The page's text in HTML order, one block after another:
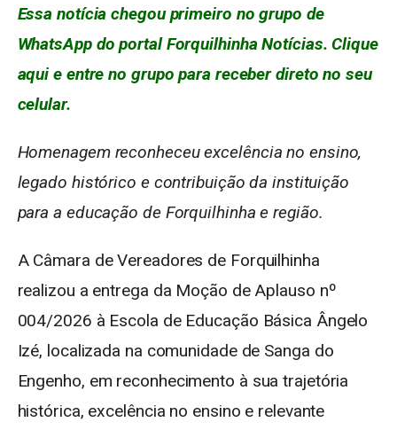
Essa notícia chegou primeiro no grupo de
WhatsApp do portal Forquilhinha Notícias. Clique
aqui e entre no grupo para receber direto no seu
celular.
Homenagem reconheceu excelência no ensino,
legado histórico e contribuição da instituição
para a educação de Forquilhinha e região.
A Câmara de Vereadores de Forquilhinha
realizou a entrega da Moção de Aplauso nº
004/2026 à Escola de Educação Básica Ângelo
Izé, localizada na comunidade de Sanga do
Engenho, em reconhecimento à sua trajetória
histórica, excelência no ensino e relevante